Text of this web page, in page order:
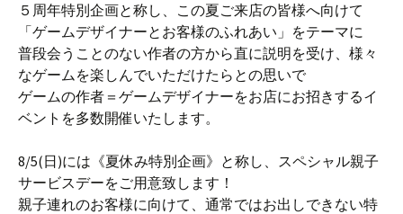
５周年特別企画と称し、この夏ご来店の皆様へ向けて
「ゲームデザイナーとお客様のふれあい」をテーマに
普段会うことのない作者の方から直に説明を受け、様々
なゲームを楽しんでいただけたらとの思いで
ゲームの作者＝ゲームデザイナーをお店にお招きするイ
ベントを多数開催いたします。
8/5(日)には《夏休み特別企画》と称し、スペシャル親子
サービスデーをご用意致します！
親子連れのお客様に向けて、通常ではお出しできない特